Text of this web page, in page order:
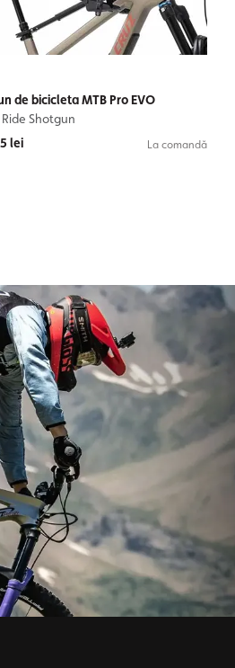
de bicicleta MTB Pro EVO
Ride Shotgun
lei
La comandă